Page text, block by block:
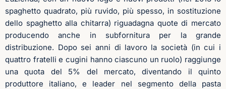
spaghetto quadrato, più ruvido, più spesso, in sostituzione
dello spaghetto alla chitarra) riguadagna quote di mercato
producendo anche in subfornitura per la grande
distribuzione. Dopo sei anni di lavoro la società (in cui i
quattro fratelli e cugini hanno ciascuno un ruolo) raggiunge
una quota del 5% del mercato, diventando il quinto
produttore italiano, e leader nel segmento della pasta